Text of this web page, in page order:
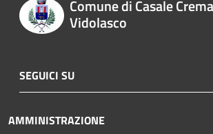
Comune di Casale
Vidolasco
SEGUICI SU
AMMINISTRAZIONE